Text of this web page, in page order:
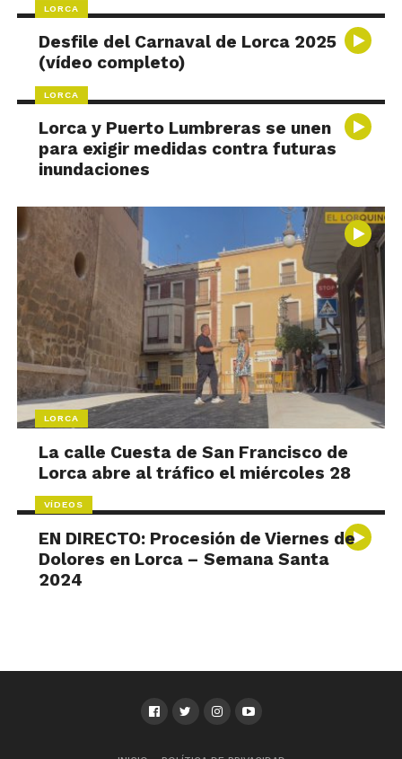
LORCA
Desfile del Carnaval de Lorca 2025
(vídeo completo)
LORCA
Lorca y Puerto Lumbreras se unen
para exigir medidas contra futuras
inundaciones
LORCA
La calle Cuesta de San Francisco de
Lorca abre al tráfico el miércoles 28
VÍDEOS
EN DIRECTO: Procesión de Viernes de
Dolores en Lorca – Semana Santa
2024